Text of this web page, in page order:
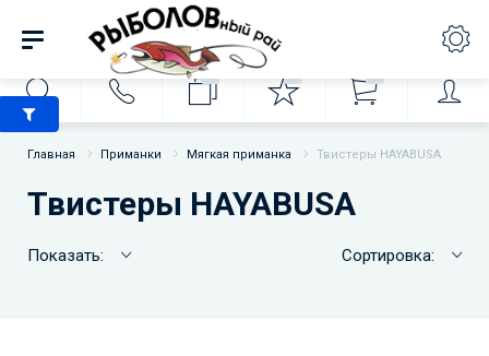
Главная Приманки Мягкая приманка Твистеры HAYABUSA
Твистеры HAYABUSA
Показать: Сортировка: